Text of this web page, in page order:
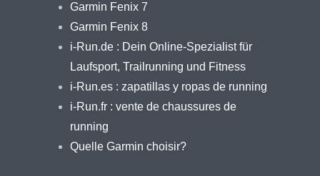
Garmin Fenix 7
Garmin Fenix 8
i-Run.de : Dein Online-Spezialist für
Laufsport, Trailrunning und Fitness
i-Run.es : zapatillas y ropas de running
i-Run.fr : vente de chaussures de
running
Quelle Garmin choisir?